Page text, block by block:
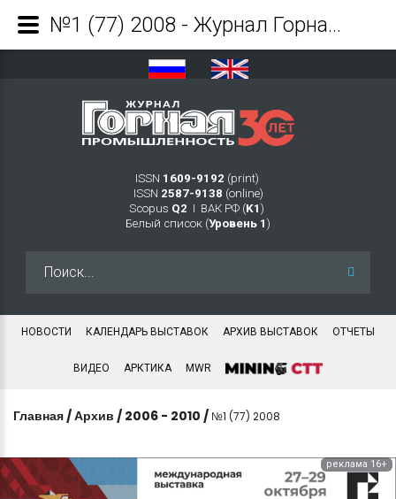
ISSN 1609-9192 (print)
ISSN 2587-9138 (online)
Scopus Q2 Ι ВАК РФ (K1 )
Белый список (Уровень 1 )
НОВОСТИ КАЛЕНДАРЬ ВЫСТАВОК АРХИВ ВЫСТАВОК ОТЧЕТЫ
ВИДЕО АРКТИКА MWR
Главная /Архив / 2006 - 2010 / №1 (77) 2008
реклама 16+
№1 (77) 2008 - Журнал Горная промышленность